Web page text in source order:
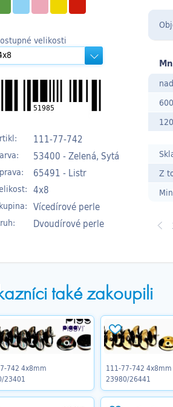
velikosti
51985
111-77-742
53400 - Zelená, Sytá
65491 - Listr
4x8
Vícedírové perle
Dvoudírové perle
Z
také zakoupili
742 4x8mm
23401
111-77-742 4x8mm
23980/26441